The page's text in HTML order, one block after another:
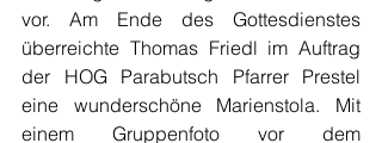
vor. Am Ende des Gottesdienstes
überreichte Thomas Friedl im Auftrag
der HOG Parabutsch Pfarrer Prestel
eine wunderschöne Marienstola. Mit
einem Gruppenfoto vor dem